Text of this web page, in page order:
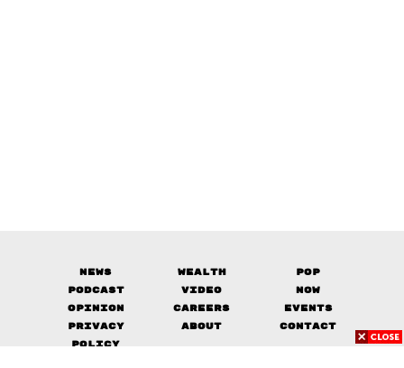
News Wealth
Pop
Podcast
Video
Now
Opinion
Careers
Events
Privacy
Policy
About Contact